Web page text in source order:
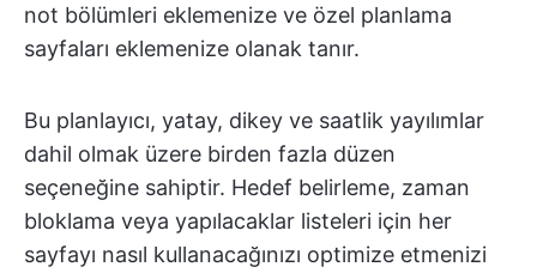
not bölümleri eklemenize ve özel planlama
sayfaları eklemenize olanak tanır.
Bu planlayıcı, yatay, dikey ve saatlik yayılımlar
dahil olmak üzere birden fazla düzen
seçeneğine sahiptir. Hedef belirleme, zaman
bloklama veya yapılacaklar listeleri için her
sayfayı nasıl kullanacağınızı optimize etmenizi